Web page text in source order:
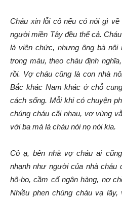
Cháu xin lỗi cô nếu có nói gì
người miền Tây đều thế cả.
là viên chức, nhưng ông bà nội
trong máu, theo cháu định
rồi. Vợ cháu cũng là con nhà
Bắc khác Nam khác ở chỗ
cách sống. Mỗi khi có chuyện
chúng cháu cãi nhau, vợ vùng
với ba má là cháu nói nọ nói kia.
Cô ạ, bên nhà vợ cháu ai
nhạnh như người của nhà cháu
hô-bo, cầm cố ngân hàng, nợ
Nhiều phen chúng cháu vạ